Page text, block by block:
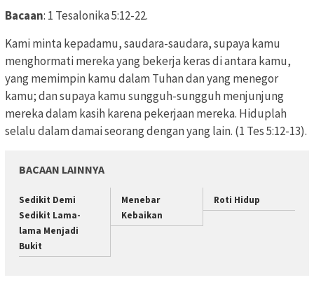
Bacaan: 1 Tesalonika 5:12-22.
Kami minta kepadamu, saudara-saudara, supaya kamu
menghormati mereka yang bekerja keras di antara kamu,
yang memimpin kamu dalam Tuhan dan yang menegor
kamu; dan supaya kamu sungguh-sungguh menjunjung
mereka dalam kasih karena pekerjaan mereka. Hiduplah
selalu dalam damai seorang dengan yang lain. (1 Tes 5:12-13).
BACAAN LAINNYA
Sedikit Demi
Sedikit Lama-
lama Menjadi
Bukit
Menebar
Kebaikan
Roti Hidup